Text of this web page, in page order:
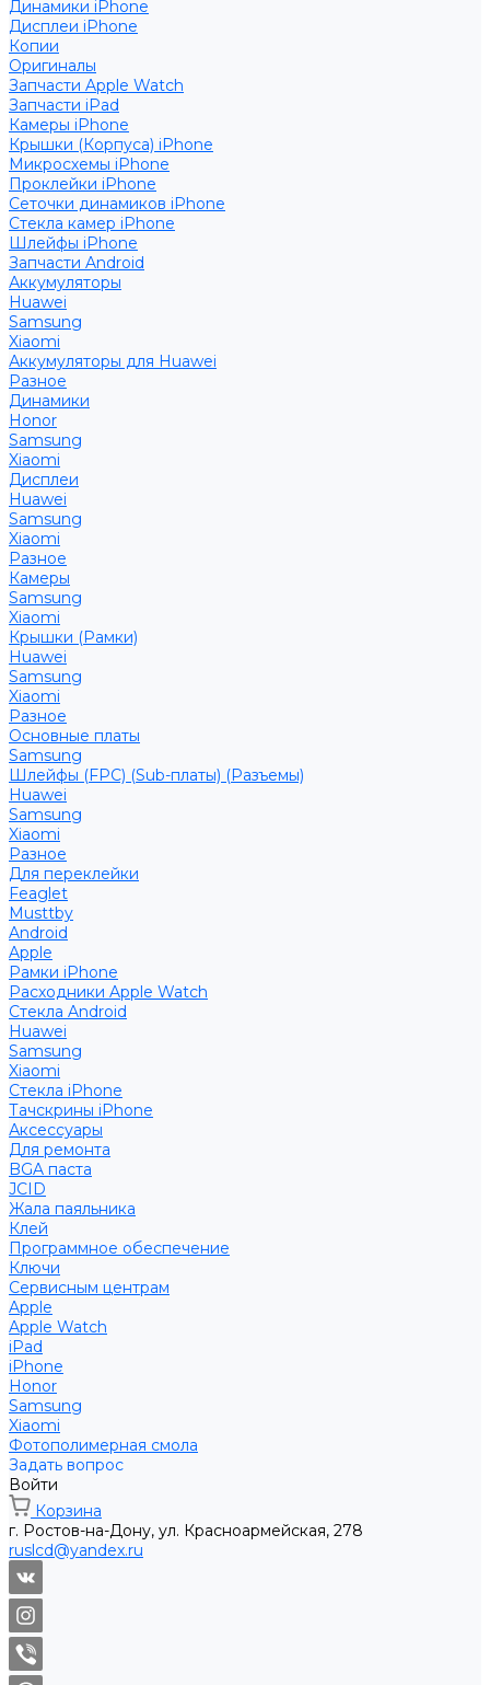
Динамики iPhone
Дисплеи iPhone
Копии
Оригиналы
Запчасти Apple Watch
Запчасти iPad
Камеры iPhone
Крышки (Корпуса) iPhone
Микросхемы iPhone
Проклейки iPhone
Сеточки динамиков iPhone
Стекла камер iPhone
Шлейфы iPhone
Запчасти Android
Аккумуляторы
Huawei
Samsung
Xiaomi
Аккумуляторы для Huawei
Разное
Динамики
Honor
Samsung
Xiaomi
Дисплеи
Huawei
Samsung
Xiaomi
Разное
Камеры
Samsung
Xiaomi
Крышки (Рамки)
Huawei
Samsung
Xiaomi
Разное
Основные платы
Samsung
Шлейфы (FPC) (Sub-платы) (Разъемы)
Huawei
Samsung
Xiaomi
Разное
Для переклейки
Feaglet
Musttby
Android
Apple
Рамки iPhone
Расходники Apple Watch
Стекла Android
Huawei
Samsung
Xiaomi
Стекла iPhone
Тачскрины iPhone
Аксессуары
Для ремонта
BGA паста
JCID
Жала паяльника
Клей
Программное обеспечение
Ключи
Сервисным центрам
Apple
Apple Watch
iPad
iPhone
Honor
Samsung
Xiaomi
Фотополимерная смола
Задать вопрос
Войти
Корзина
г. Ростов-на-Дону, ул. Красноармейская, 278
ruslcd@yandex.ru